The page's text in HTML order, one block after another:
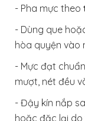
- Pha mực theo
- Dùng que
hòa quyện vào
- Mực đạt
mượt, nét đều
- Đậy kín nắp
hoặc đặc lại do